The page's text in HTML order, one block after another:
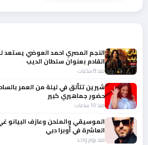
النجم المصري احمد العوضي يستعد
القادم بعنوان سلطان الديب
منذ 8 ساعات
شيرين تتألق في ليلة من العمر
حضور جماهيري كبير
منذ 10 ساعات
الموسيقي والملحن وعازف البيانو
العاشرة في أوبرا دبي
منذ يوم واحد